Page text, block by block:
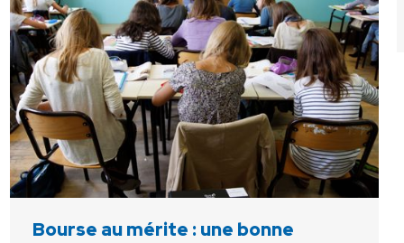
Bourse au mérite : une bonne